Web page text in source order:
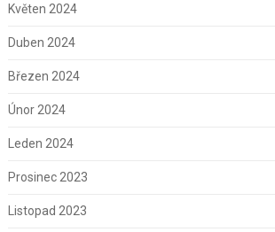
Květen 2024
Duben 2024
Březen 2024
Únor 2024
Leden 2024
Prosinec 2023
Listopad 2023